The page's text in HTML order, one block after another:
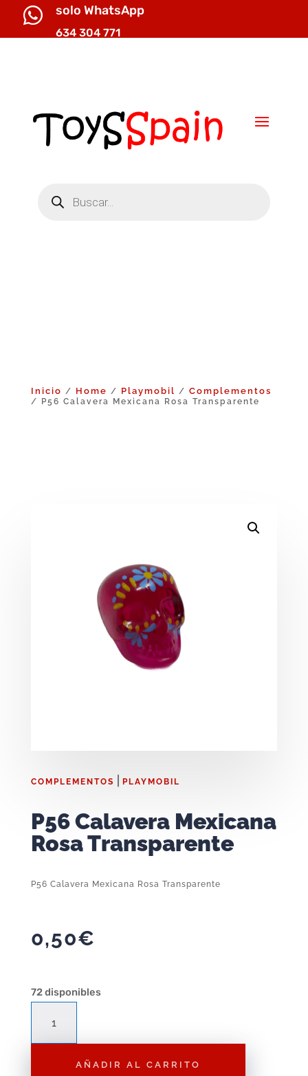
 solo WhatsApp
634 304 771
productos
Inicio / Home / Playmobil / Complementos
/ P56 Calavera Mexicana Rosa Transparente
COMPLEMENTOS PLAYMOBIL
P56 Calavera Mexicana
Rosa Transparente
P56 Calavera Mexicana Rosa Transparente
0,50€
72 disponibles
Calavera
AÑADIR AL CARRITO